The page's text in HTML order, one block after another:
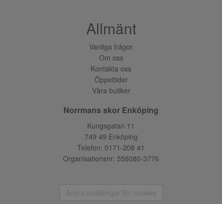
Allmänt
Vanliga frågor
Om oss
Kontakta oss
Öppettider
Våra butiker
Norrmans skor Enköping
Kungsgatan 11
749 49 Enköping
Telefon: 0171-208 41
Organisationsnr: 556080-3776
Ändra inställingar för cookies